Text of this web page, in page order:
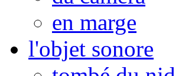
en marge
l'objet sonore